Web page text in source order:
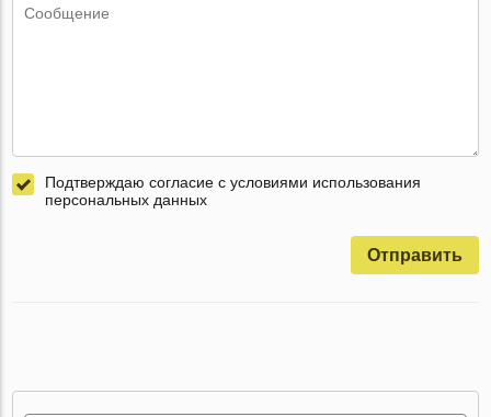
Подтверждаю согласие с условиями использования
персональных данных
Отправить